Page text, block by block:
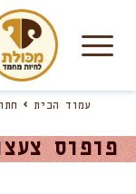
עמוד הבית
פופוס